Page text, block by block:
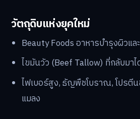
วัตถุดิบแห่งยุคใหม่
Beauty Foods อาหารบำรุงผิวแ
ไขมันวัว (Beef Tallow) ที่กลับมา
ไฟเบอร์สูง, ธัญพืชโบราณ, โปรตี
แมลง